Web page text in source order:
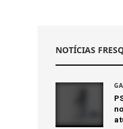
NOTÍCIAS